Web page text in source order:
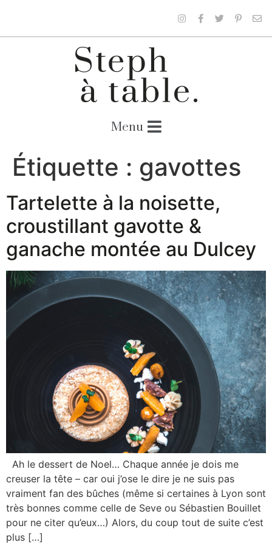
Étiquette : gavottes
Tartelette à la noisette,
croustillant gavotte &
ganache montée au Dulcey
Ah le dessert de Noel… Chaque année je dois me
creuser la tête – car oui j’ose le dire je ne suis pas
vraiment fan des bûches (même si certaines à Lyon sont
très bonnes comme celle de Seve ou Sébastien Bouillet
pour ne citer qu’eux…) Alors, du coup tout de suite c’est
plus […]